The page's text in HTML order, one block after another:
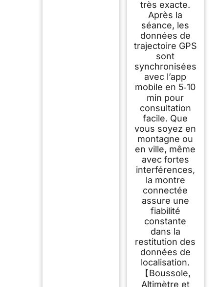
très exacte.
Après la
séance, les
données de
trajectoire GPS
sont
synchronisées
avec l’app
mobile en 5‑10
min pour
consultation
facile. Que
vous soyez en
montagne ou
en ville, même
avec fortes
interférences,
la montre
connectée
assure une
fiabilité
constante
dans la
restitution des
données de
localisation.
【Boussole,
Altimètre et